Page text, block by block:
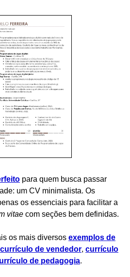
para quem busca passar
um CV minimalista. Os
os essenciais para facilitar a
vitae com seções bem definidas.
os mais diversos exemplos de
currículo de vendedor, currículo
de pedagogia.